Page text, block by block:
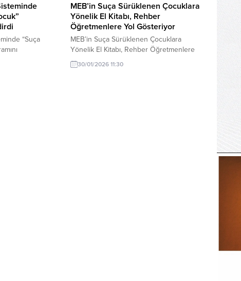
“Suça
suça
artışın
MEB’in Suça Sürüklenen Çocuklara
Yönelik El Kitabı, Rehber
Öğretmenlere Yol Gösteriyor
MEB’in Suça Sürüklenen Çocuklara
Yönelik El Kitabı, Rehber Öğretmenlere
Yol Gösteriyor Milli Eğitim
Bakanlığınca, suça
30/01/2026 11:30